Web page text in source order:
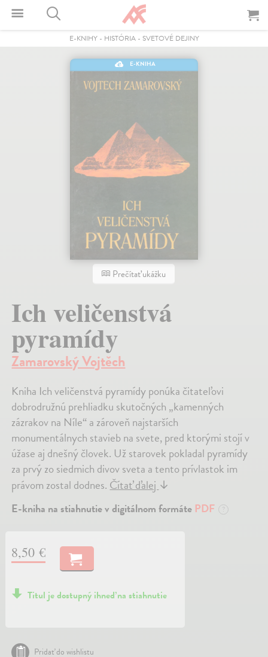
E-KNIHY- HISTÓRIA- SVETOVÉ DEJINY
E-KNIHA
Prečítať ukážku
Ich veličenstvá
pyramídy
Zamarovský Vojtěch
Kniha Ich veličenstvá pyramídy ponúka čitateľovi
dobrodružnú prehliadku skutočných „kamenných
zázrakov na Níle“ a zároveň najstarších
monumentálnych stavieb na svete, pred ktorými stojí v
úžase aj dnešný človek. Už starovek pokladal pyramídy
za prvý zo siedmich divov sveta a tento prívlastok im
právom zostal dodnes.Čítať ďalej↓
E-kniha na stiahnutie v digitálnom formáte PDF ?
8,50 €
Titul je dostupný ihneď na stiahnutie
Pridať do wishlistu